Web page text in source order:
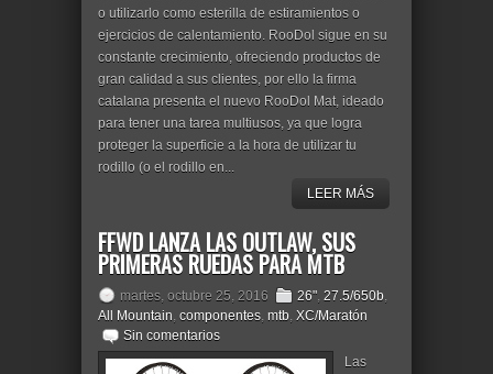
o utilizarlo como esterilla de estiramientos o
ejercicios de calentamiento. RooDol sigue en su
constante crecimiento, ofreciendo productos de
gran calidad a sus clientes, por ello la firma
catalana presenta el nuevo RooDol Mat, ideado
para tener una tarea multiusos, ya que logra
proteger la superficie a la hora de utilizar tu
rodillo (o el rodillo en...
LEER MÁS
FFWD LANZA LAS OUTLAW, SUS
PRIMERAS RUEDAS PARA MTB
martes, octubre 25, 2016 26", 27.5/650b,
All Mountain, componentes, mtb, XC/Maratón
Sin comentarios
Las